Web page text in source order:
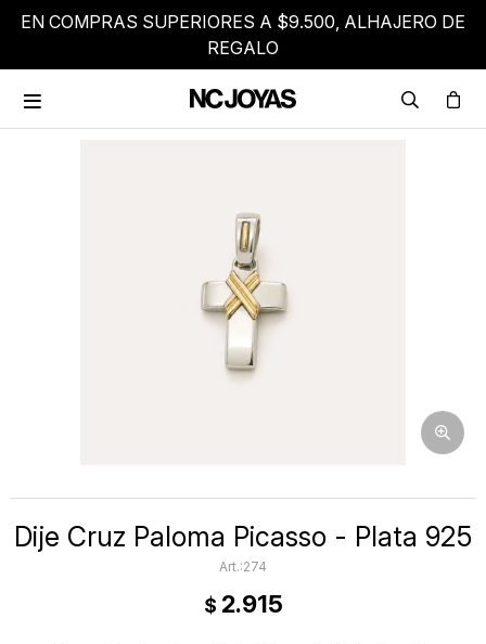
EN COMPRAS SUPERIORES A $9.500, ALHAJERO DE
REGALO

Dije Cruz Paloma Picasso - Plata 925
274
$ 2.915